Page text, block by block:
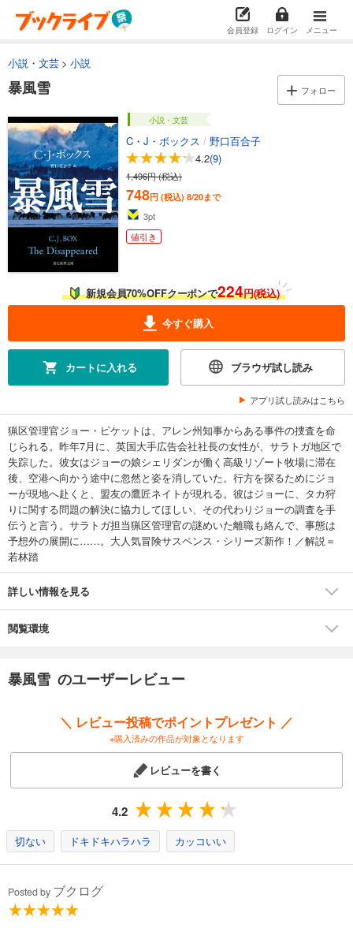
会員登録 ログイン メニュー
小説・文芸 小説
暴風雪 フォロー
小説・文芸
C・J・ボックス / 野口百合子
4.2(9)
1,496円 (税込)
748円 (税込) 8/20まで
3pt
値引き
新規会員70%OFFクーポンで224円(税込)
今すぐ購入
カートに入れる ブラウザ試し読み
アプリ試し読みはこちら
猟区管理官ジョー・ピケットは、アレン州知事からある事件の捜査を命
じられる。昨年7月に、英国大手広告会社社長の女性が、サラトガ地区で
失踪した。彼女はジョーの娘シェリダンが働く高級リゾート牧場に滞在
後、空港へ向かう途中に忽然と姿を消していた。行方を探るためにジョ
ーが現地へ赴くと、盟友の鷹匠ネイトが現れる。彼はジョーに、タカ狩
りに関する問題の解決に協力してほしい、その代わりジョーの調査を手
伝うと言う。サラトガ担当猟区管理官の謎めいた離職も絡んで、事態は
予想外の展開に……。大人気冒険サスペンス・シリーズ新作！／解説＝
若林踏
詳しい情報を見る
閲覧環境
暴風雪 のユーザーレビュー
＼ レビュー投稿でポイントプレゼント ／
※購入済みの作品が対象となります
レビューを書く
4.2
切ない ドキドキハラハラ カッコいい
Posted by ブクログ